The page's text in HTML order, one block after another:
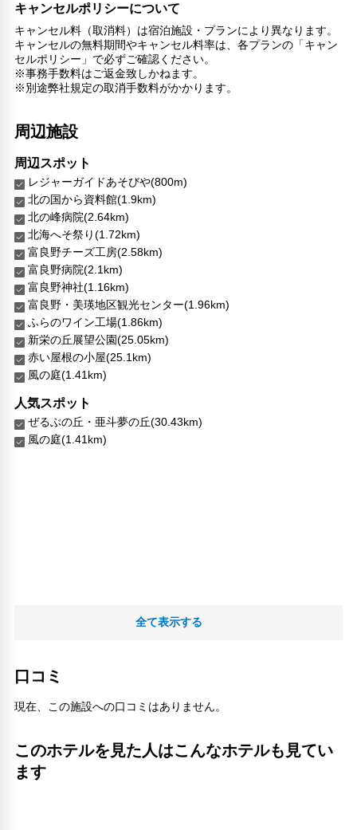
キャッシュレス支払いサービス
ジャグジー
扇風機
洗濯機
専用ダイニングルーム
キャンセルポリシーについて
キャンセル料（取消料）は宿泊施設・プランにより異なります。
キャンセルの無料期間やキャンセル料率は、各プランの「キャン
セルポリシー」で必ずご確認ください。
※事務手数料はご返金致しかねます。
※別途弊社規定の取消手数料がかかります。
周辺施設
周辺スポット
レジャーガイドあそびや(800m)
北の国から資料館(1.9km)
北の峰病院(2.64km)
北海へそ祭り(1.72km)
富良野チーズ工房(2.58km)
富良野病院(2.1km)
富良野神社(1.16km)
富良野・美瑛地区観光センター(1.96km)
ふらのワイン工場(1.86km)
新栄の丘展望公園(25.05km)
赤い屋根の小屋(25.1km)
風の庭(1.41km)
人気スポット
ぜるぶの丘・亜斗夢の丘(30.43km)
風の庭(1.41km)
全て表示する
口コミ
現在、この施設への口コミはありません。
このホテルを見た人はこんなホテルも見てい
ます